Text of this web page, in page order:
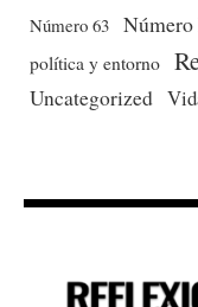
Número 63 Número
política y entorno
Uncategorized